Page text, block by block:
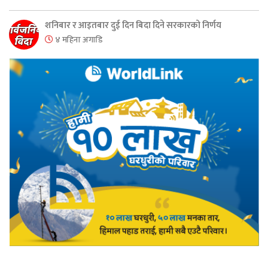
शनिबार र आइतबार दुई दिन बिदा दिने सरकारको निर्णय
४ महिना अगाडि